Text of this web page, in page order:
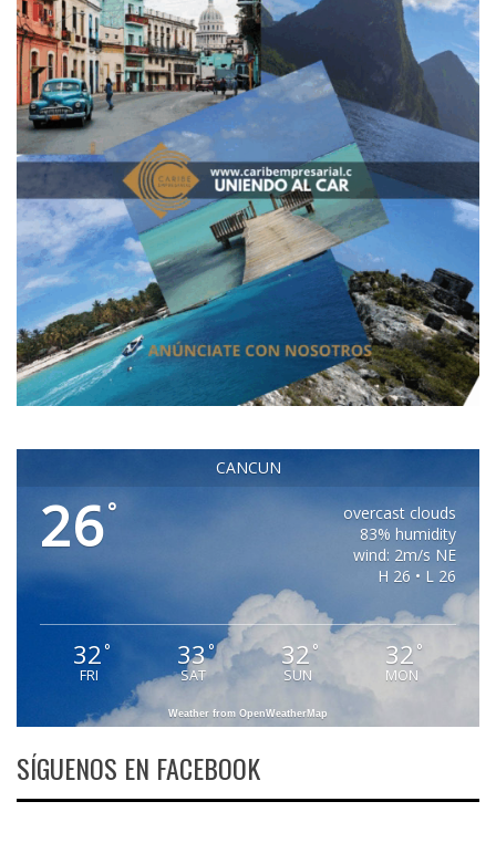
CANCUN
26°
overcast clouds
83% humidity
wind: 2m/s NE
H 26 • L 26
32°
FRI
33°
SAT
32 °
SUN
32 °
MON
Weather from OpenWeatherMap
SÍGUENOS EN FACEBOOK